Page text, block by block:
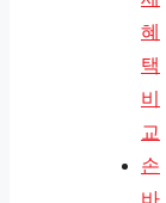
혜
택
비
교
손